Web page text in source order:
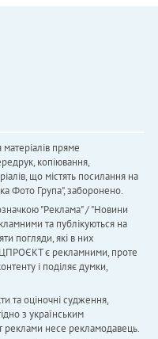
пряме
копіювання,
що містять посилання на
Фото Група", заборонено.
"Реклама" / "Новини
та публікуються на
погляди, які в них
є рекламними, проте
і поділяє думки,
та оціночні судження,
з українським
реклами несе рекламодавець.